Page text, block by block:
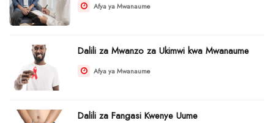
Afya ya Mwanaume
Dalili za Mwanzo za Ukimwi kwa Mwanaume
Afya ya Mwanaume
Dalili za Fangasi Kwenye Uume